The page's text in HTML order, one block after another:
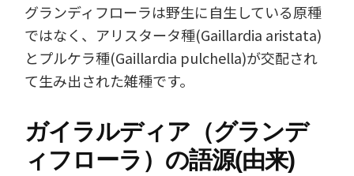
グランディフローラは野生に自生している原種
ではなく、アリスタータ種(Gaillardia aristata)
とプルケラ種(Gaillardia pulchella)が交配され
て生み出された雑種です。
ガイラルディア（グランデ
ィフローラ）の語源(由来)